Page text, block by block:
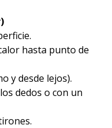
hasta punto de
y desde lejos).
dedos o con un